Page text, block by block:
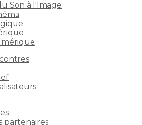
Son à l'Image
partenaires